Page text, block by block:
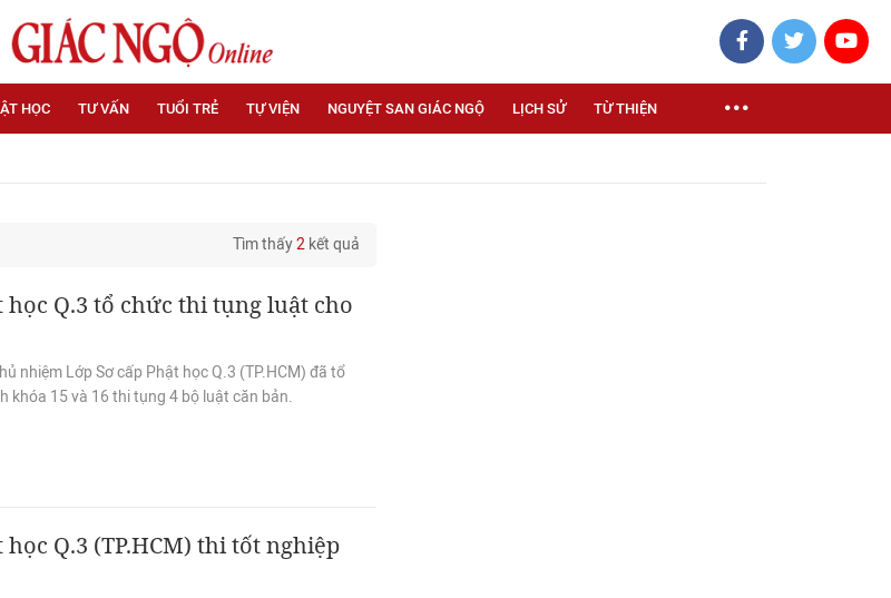
HỌC TƯ VẤN TUỔI TRẺ TỰ VIỆN NGUYỆT SAN GIÁC NGỘ LỊCH SỬ TỪ THIỆN
Tìm thấy2 kết quả
học Q.3 tổ chức thi tụng luật cho
nhiệm Lớp Sơ cấp Phật học Q.3 (TP.HCM) đã tổ
khóa 15 và 16 thi tụng 4 bộ luật căn bản.
học Q.3 (TP.HCM) thi tốt nghiệp